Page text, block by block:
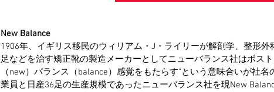
New Balance
1906年、イギリス移民のウィリアム・J・ライリーが解剖学、整形
足などを治す矯正靴の製造メーカーとしてニューバランス社はボス
（new）バランス（balance）感覚をもたらす”という意味合いが社
業員と日産36足の生産規模であったニューバランス社を現New